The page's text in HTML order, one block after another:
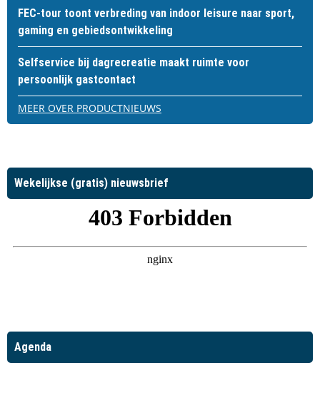
FEC-tour toont verbreding van indoor leisure naar sport,
gaming en gebiedsontwikkeling
Selfservice bij dagrecreatie maakt ruimte voor
persoonlijk gastcontact
MEER OVER PRODUCTNIEUWS
Wekelijkse (gratis) nieuwsbrief
Agenda